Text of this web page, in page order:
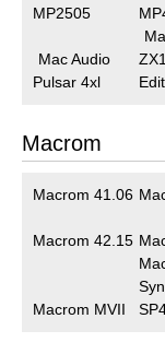
MP2505
Mac Audio
Pulsar 4xl
Macrom
Macrom 41.06
Macrom 42.15
Macrom MVII